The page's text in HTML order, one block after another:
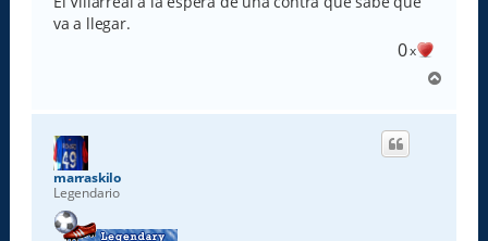
va a llegar.
0x
r
marraskilo
Legendario